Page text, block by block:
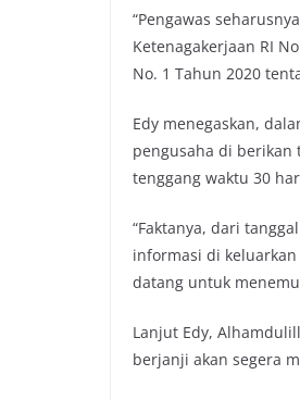
“Pengawas
Ketenagakerjaan RI
No. 1 Tahun 2020
Edy menegaskan,
pengusaha di berikan
tenggang waktu 30
“Faktanya, dari
informasi di keluarkan
datang untuk
Lanjut Edy,
berjanji akan segera